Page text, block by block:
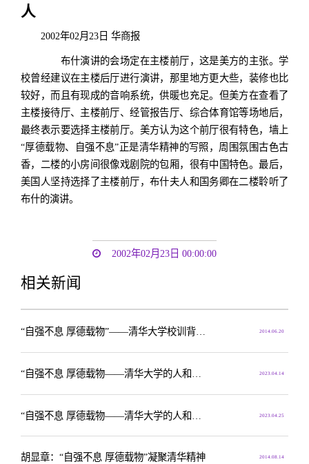
人
2002年02月23日 华商报
布什演讲的会场定在主楼前厅，这是美方的主张。学
校曾经建议在主楼后厅进行演讲，那里地方更大些，装修也比
较好，而且有现成的音响系统，供暖也充足。但美方在查看了
主楼接待厅、主楼前厅、经管报告厅、综合体育馆等场地后，
最终表示要选择主楼前厅。美方认为这个前厅很有特色，墙上
“厚德载物、自强不息”正是清华精神的写照，周围氛围古色古
香，二楼的小房间很像戏剧院的包厢，很有中国特色。最后，
美国人坚持选择了主楼前厅，布什夫人和国务卿在二楼聆听了
布什的演讲。
2002年02月23日 00:00:00
相关新闻
2014.06.20
“自强不息 厚德载物”——清华大学校训背后的故事
2023.04.14
2023.04.25
2014.08.14
胡显章：“自强不息 厚德载物”凝聚清华精神